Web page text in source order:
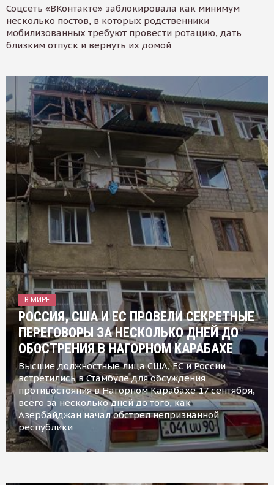
Соцсеть «ВКонтакте» заблокировала как минимум
несколько постов, в которых родственники
мобилизованных требуют провести ротацию, дать
близким отпуск и вернуть их домой
В МИРЕ
РОССИЯ, США И ЕС ПРОВЕЛИ СЕКРЕТНЫЕ
ПЕРЕГОВОРЫ ЗА НЕСКОЛЬКО ДНЕЙ ДО
ОБОСТРЕНИЯ В НАГОРНОМ КАРАБАХЕ
Высшие должностные лица США, ЕС и России
встретились в Стамбуле для обсуждения
противостояния в Нагорном Карабахе 17 сентября,
всего за несколько дней до того, как
Азербайджан начал обстрел непризнанной
республики